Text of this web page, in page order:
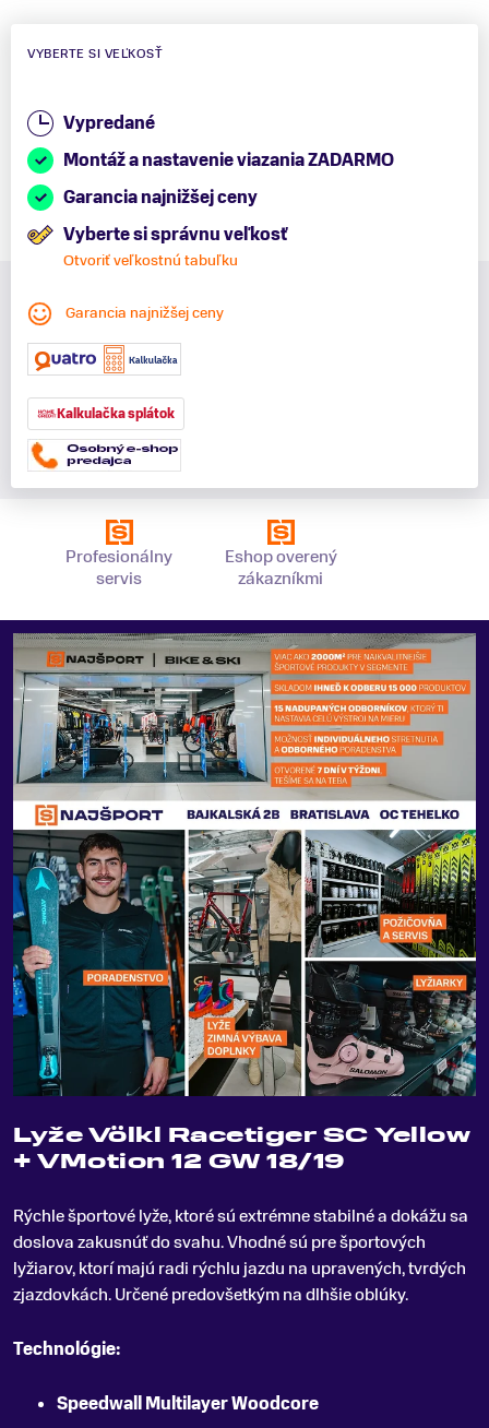
VYBERTE SI VEĽKOSŤ
Vypredané
Montáž a nastavenie viazania ZADARMO
Garancia najnižšej ceny
Vyberte si správnu veľkosť
Otvoriť veľkostnú tabuľku
Garancia najnižšej ceny
Kalkulačka splátok
Profesionálny
servis
Eshop overený
zákazníkmi
Lyže Völkl Racetiger SC Yellow
+ VMotion 12 GW 18/19
Rýchle športové lyže, ktoré sú extrémne stabilné a dokážu sa
doslova zakusnúť do svahu.Vhodné sú pre športových
lyžiarov, ktorí majú radi rýchlu jazdu na upravených, tvrdých
zjazdovkách. Určené predovšetkým na dlhšie oblúky.
Technológie:
Speedwall Multilayer Woodcore